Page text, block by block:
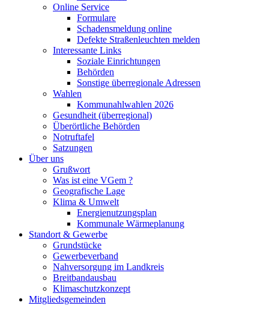
Online Service
Formulare
Schadensmeldung online
Defekte Straßenleuchten melden
Interessante Links
Soziale Einrichtungen
Behörden
Sonstige überregionale Adressen
Wahlen
Kommunahlwahlen 2026
Gesundheit (überregional)
Überörtliche Behörden
Notruftafel
Satzungen
Über uns
Grußwort
Was ist eine VGem ?
Geografische Lage
Klima & Umwelt
Energienutzungsplan
Kommunale Wärmeplanung
Standort & Gewerbe
Grundstücke
Gewerbeverband
Nahversorgung im Landkreis
Breitbandausbau
Klimaschutzkonzept
Mitgliedsgemeinden